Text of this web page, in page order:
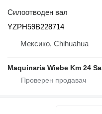
Силоотводен вал
YZPH59B228714
Мексико, Chihuahua
Maquinaria Wiebe Km 24 Sa